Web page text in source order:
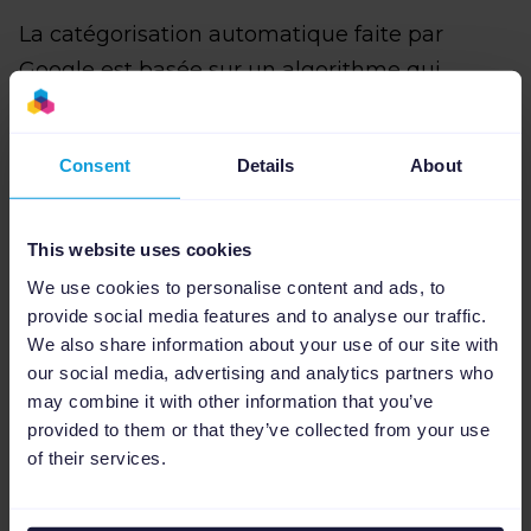
Consent Details About
This website uses cookies
We use cookies to personalise content and ads, to
provide social media features and to analyse our traffic.
We also share information about your use of our site with
our social media, advertising and analytics partners who
may combine it with other information that you’ve
provided to them or that they’ve collected from your use
of their services.
La catégorisation automatique faite par
Google est basée sur un algorithme qui
analyse d’autres attributs du flux Google
Dans de nombreux cas, ces attributs ne sont
Google à ne pas attribuer la bonne catégorie
ou à utiliser une catégorie trop générique.
Pour ne pas rencontrer ce problème, nous
vous conseillons de remplir vous-même le
champGoogle Product Categorydans le flux
Google Shopping.